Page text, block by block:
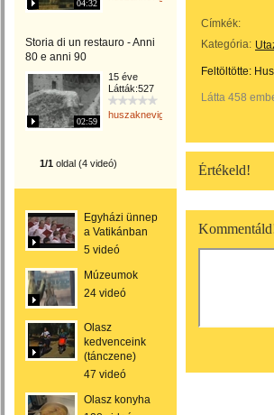
04:32
Storia di un restauro - Anni
80 e anni 90
02:59
15 éve
Látták:527
huszaknevighgabriella
1/1 oldal (4 videó)
Egyházi ünnep
a Vatikánban
5 videó
Múzeumok
24 videó
Olasz
kedvenceink
(tánczene)
47 videó
Olasz konyha
Címkék:
Kategória:
Feltöltötte:
Látta 458
Értékeld!